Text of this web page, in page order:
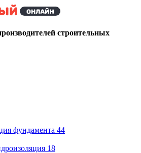
строительных
фундамента 44
18